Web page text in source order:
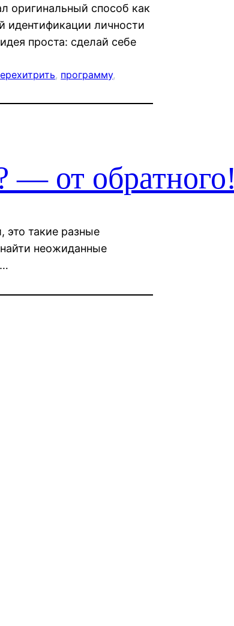
оригинальный способ как
идентификации личности
проста: сделай себе
, программу
— от обратного!
это такие разные
неожиданные